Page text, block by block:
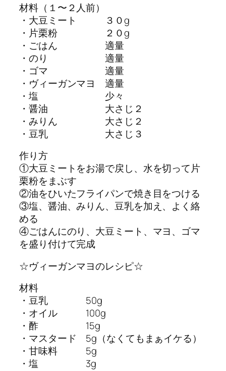
材料（１〜２人前）
・大豆ミート ３０g
・片栗粉 ２０g
・ごはん 適量
・のり 適量
・ゴマ 適量
・ヴィーガンマヨ 適量
・塩 少々
・醤油 大さじ２
・みりん 大さじ２
・豆乳 大さじ３
作り方
①大豆ミートをお湯で戻し、水を切って片
栗粉をまぶす
②油をひいたフライパンで焼き目をつける
③塩、醤油、みりん、豆乳を加え、よく絡
める
④ごはんにのり、大豆ミート、マヨ、ゴマ
を盛り付けて完成
☆ヴィーガンマヨのレシピ☆
材料
・豆乳 50g
・オイル 100g
・酢 15g
・マスタード 5g（なくてもまぁイケる）
・甘味料 5g
・塩 3g